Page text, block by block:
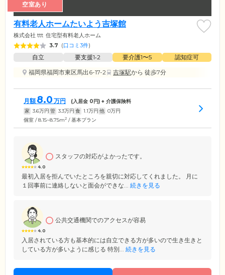
空室あり
有料老人ホームたいよう吉塚館
株式会社 ttt 住宅型有料老人ホーム
3.7 (口コミ3件)
自立 要支援1•2 要介護1〜5
認知症可
福岡県福岡市東区馬出6-17-2
吉塚駅から 徒歩7分
月額 8.0 万円 (入居金 0円) + 介護保険料
家 3.6万円 管 3.3万円 食 1.1万円 他 0万円
個室 / 8.15~8.75m2 / 基本プラン
4.0
スタッフの対応がよかったです。
最初入居を拒んでいたところを親切に対応してくれました。 月に
１回事前に連絡しないと面会ができな... 続きを見る
4.0
公共交通機関でのアクセスが容易
入居されている方も基本的には自立できる方が多いので生き生きと
している方が多いように感じる 特別... 続きを見る